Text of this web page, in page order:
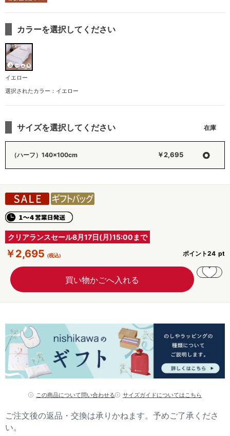
クリアランスセール8月17日(月)15:00まで
￥2,695 ポイント24
カラーを選択してください
イエロー
選択されたカラー：イエロー
サイズを選択してください
（ハーフ）140×100cm ￥2,695 ○
この商品について問い合わせる サイズガイドについてはこちら
ご注文後の返品・交換は承りかねます。予めご了承くださ
い。